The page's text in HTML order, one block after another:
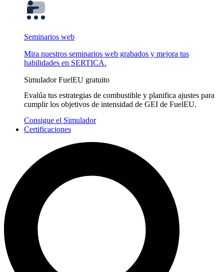
Seminarios web
Mira nuestros seminarios web grabados y mejora tus
habilidades en SERTICA.
Simulador FuelEU gratuito
Evalúa tus estrategias de combustible y planifica ajustes para
cumplir los objetivos de intensidad de GEI de FuelEU.
Consigue el Simulador
Certificaciones